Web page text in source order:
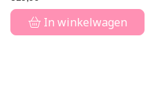
In winkelwagen